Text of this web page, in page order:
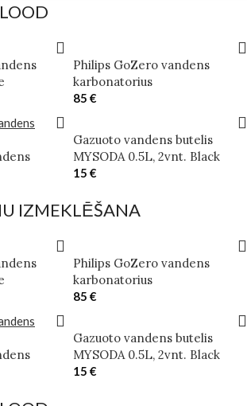
Philips GoZero vandens
karbonatorius
85 €
Gazuoto vandens butelis
MYSODA 0.5L, 2vnt. Black
15 €
IZMEKLĒŠANA
Philips GoZero vandens
karbonatorius
85 €
Gazuoto vandens butelis
MYSODA 0.5L, 2vnt. Black
15 €